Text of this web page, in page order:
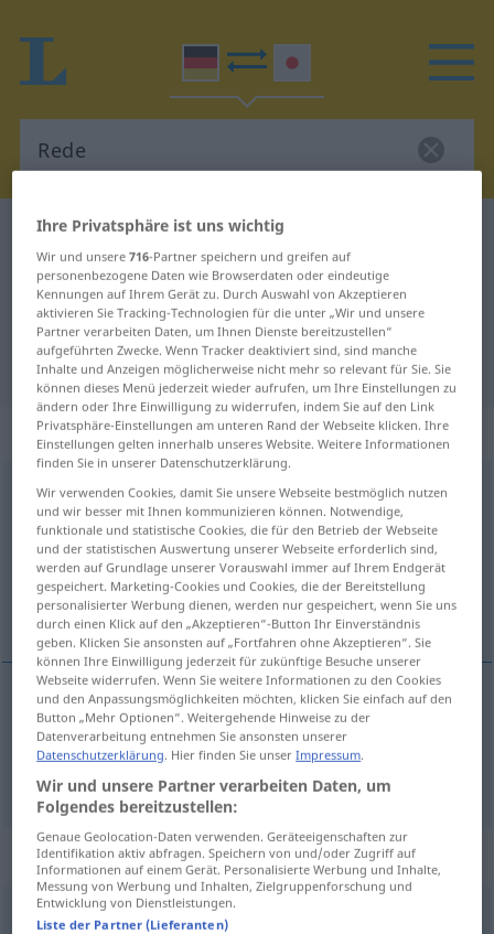
Deutsch-Japanisch Wörterbuch
Deutsch-Japanisch Übersetzung
für "Rede"
"Rede" Japanisch Übersetzung
„Rede“: weiblich
Redef
Übersicht aller Übersetzungen
(Für mehr Details die Übersetzung anklicken/antippen)
演説, スピーチ
演説[enzetsu] RedeAnsprache
スピーチ [supīchi] Rede
Beispielsätze für "Rede"
eine Redehalten
Ihre Privatsphäre ist uns wichtig
Wir und unsere716-Partner speichern und greifen auf
personenbezogene Daten wie Browserdaten oder eindeutige
Kennungen auf Ihrem Gerät zu. Durch Auswahl von Akzeptieren
aktivieren Sie Tracking-Technologien für die unter „Wir und unsere
Partner verarbeiten Daten, um Ihnen Dienste bereitzustellen“
aufgeführten Zwecke. Wenn Tracker deaktiviert sind, sind manche
Inhalte und Anzeigen möglicherweise nicht mehr so relevant für Sie. Sie
können dieses Menü jederzeit wieder aufrufen, um Ihre Einstellungen zu
ändern oder Ihre Einwilligung zu widerrufen, indem Sie auf den Link
Privatsphäre-Einstellungen am unteren Rand der Webseite klicken. Ihre
Einstellungen gelten innerhalb unseres Website. Weitere Informationen
finden Sie in unserer Datenschutzerklärung.
Wir verwenden Cookies, damit Sie unsere Webseite bestmöglich nutzen
und wir besser mit Ihnen kommunizieren können. Notwendige,
funktionale und statistische Cookies, die für den Betrieb der Webseite
und der statistischen Auswertung unserer Webseite erforderlich sind,
werden auf Grundlage unserer Vorauswahl immer auf Ihrem Endgerät
gespeichert. Marketing-Cookies und Cookies, die der Bereitstellung
personalisierter Werbung dienen, werden nur gespeichert, wenn Sie uns
durch einen Klick auf den „Akzeptieren“-Button Ihr Einverständnis
geben. Klicken Sie ansonsten auf „Fortfahren ohne Akzeptieren“. Sie
können Ihre Einwilligung jederzeit für zukünftige Besuche unserer
Webseite widerrufen. Wenn Sie weitere Informationen zu den Cookies
und den Anpassungsmöglichkeiten möchten, klicken Sie einfach auf den
Button „Mehr Optionen“. Weitergehende Hinweise zu der
Datenverarbeitung entnehmen Sie ansonsten unserer
Datenschutzerklärung. Hier finden Sie unserImpressum.
Wir und unsere Partner verarbeiten Daten, um
Folgendes bereitzustellen:
Genaue Geolocation-Daten verwenden. Geräteeigenschaften zur
Identifikation aktiv abfragen. Speichern von und/oder Zugriff auf
Informationen auf einem Gerät. Personalisierte Werbung und Inhalte,
Messung von Werbung und Inhalten, Zielgruppenforschung und
Entwicklung von Dienstleistungen.
Liste der Partner (Lieferanten)